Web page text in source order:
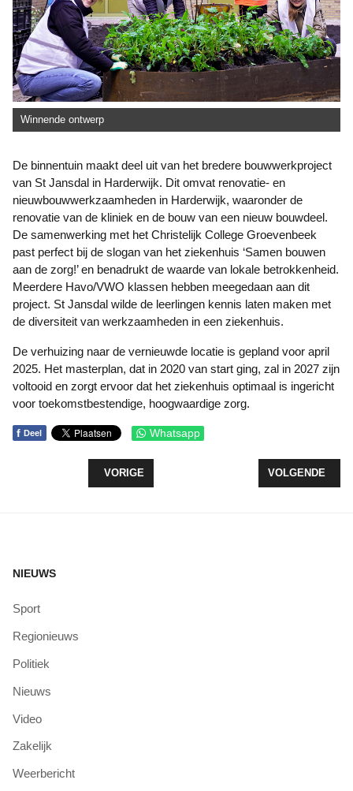
Winnende ontwerp
De binnentuin maakt deel uit van het bredere bouwwerkproject
van St Jansdal in Harderwijk. Dit omvat renovatie- en
nieuwbouwwerkzaamheden in Harderwijk, waaronder de
renovatie van de kliniek en de bouw van een nieuw bouwdeel.
De samenwerking met het Christelijk College Groevenbeek
past perfect bij de slogan van het ziekenhuis ‘Samen bouwen
aan de zorg!’ en benadrukt de waarde van lokale betrokkenheid.
Meerdere Havo/VWO klassen hebben meegedaan aan dit
project. St Jansdal wilde de leerlingen kennis laten maken met
de diversiteit van werkzaamheden in een ziekenhuis.
De verhuizing naar de vernieuwde locatie is gepland voor april
2025. Het masterplan, dat in 2020 van start ging, zal in 2027 zijn
voltooid en zorgt ervoor dat het ziekenhuis optimaal is ingericht
voor toekomstbestendige, hoogwaardige zorg.
f Deel Whatsapp
VORIG ARTIKEL: ZEEWOLDE BESPAART 17.450
VORIGE VOLGENDE
VOLGENDE
NIEUWS
Sport
Regionieuws
Politiek
Nieuws
Video
Zakelijk
Weerbericht